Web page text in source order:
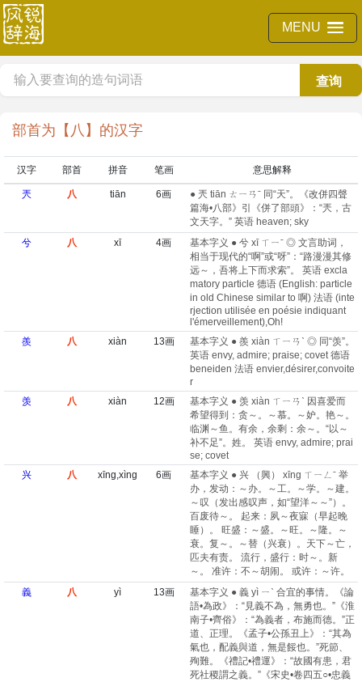
MENU
查询
部首为【八】的汉字
汉字 部首 拼音 笔画 意思解释
兲 八 tiān 6画
● 兲 tiān ㄊㄧㄢˉ 同“天”。《改併四聲
篇海•八部》引《併了部頭》：“兲，古
文天字。” 英语 heaven; sky
兮
八 xī 4画
基本字义 ● 兮 xī ㄒㄧˉ ◎ 文言助词，
相当于现代的“啊”或“呀”：“路漫漫其修
远～，吾将上下而求索”。 英语 excla
matory particle 德语 (English: particle
in old Chinese similar to 啊)​ 法语 (inte
rjection utilisée en poésie indiquant
l'émerveillement)​,Oh!
羨
八 xiàn 13画
基本字义 ● 羨 xiàn ㄒㄧㄢˋ ◎ 同“羡”。
英语 envy, admire; praise; covet 德语
beneiden 法语 envier,désirer,convoite
r
羡
八 xiàn 12画
基本字义 ● 羡 xiàn ㄒㄧㄢˋ 因喜爱而
希望得到：贪～。～慕。～妒。艳～。
临渊～鱼。有余，余剩：余～。“以～
补不足”。姓。 英语 envy, admire; prai
se; covet
兴
八 xīng,xìng 6画
基本字义 ● 兴 （興） xīng ㄒㄧㄥˉ 举
办，发动：～办。～工。～学。～建。
～叹（发出感叹声，如“望洋～～”）。
百废待～。 起来：夙～夜寐（早起晚
睡）。 旺盛：～盛。～旺。～隆。～
衰。复～。～替（兴衰）。天下～亡，
匹夫有责。 流行，盛行：时～。新
～。 准许：不～胡闹。 或许：～许。
義
八 yì 13画
基本字义 ● 義 yì ㄧˋ 合宜的事情。《論
語•為政》：“見義不為，無勇也。”《淮
南子•齊俗》：“為義者，布施而德。”正
道、正理。《孟子•公孫丑上》：“其為
氣也，配義與道，無是餒也。”死節、
殉難。《禮記•禮運》：“故國有患，君
死社稷謂之義。”《宋史•卷四五○•忠義